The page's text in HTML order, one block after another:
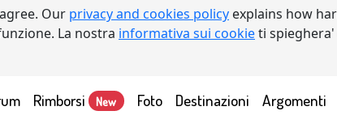
Our privacy and cookies policy explains how
La nostra informativa sui cookieti
Rimborsi New Foto Destinazioni Argomenti